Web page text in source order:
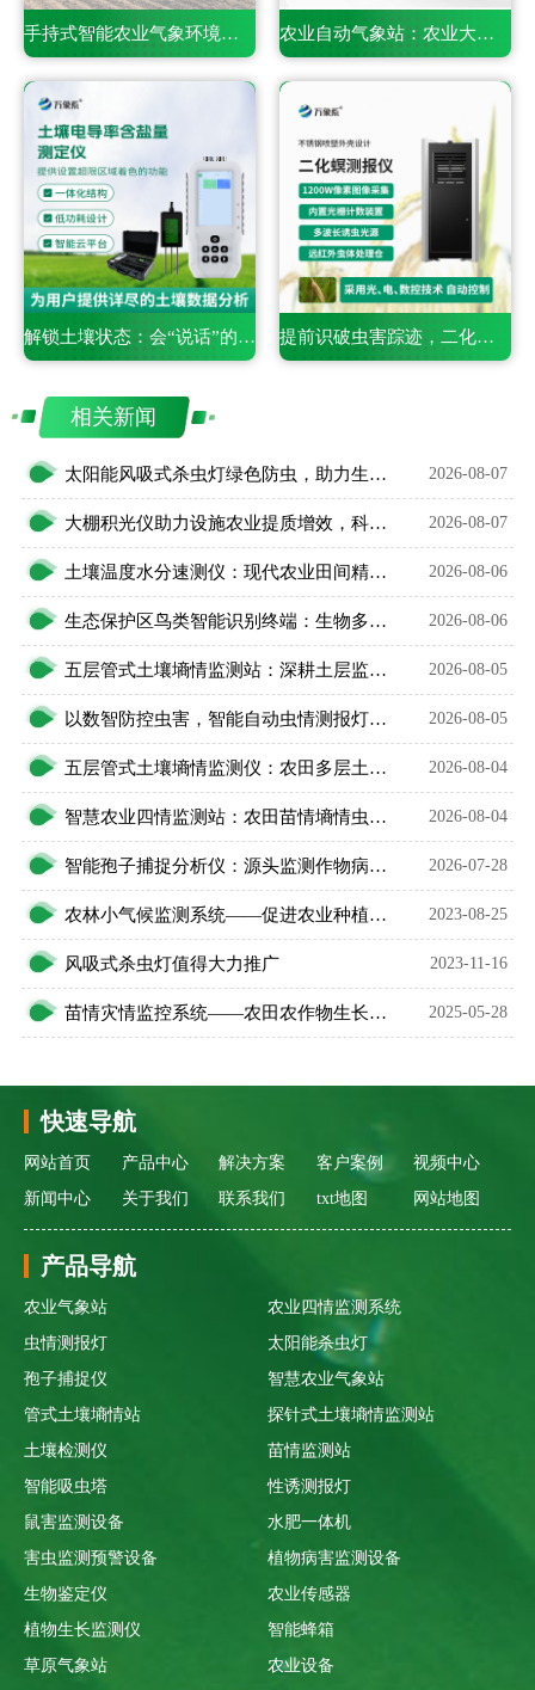
手持式智能农业气象环境检测仪——一款携带方便的仪器 农业自动气象站：农业大田里的气象监测专员
解锁土壤状态：会“说话”的电导率含盐量测定仪 提前识破虫害踪迹，二化螟虫害监测系统的精准捕捉之道
相关新闻
太阳能风吸式杀虫灯绿色防虫，助力生态农业无公害种植 2026-08-07
大棚积光仪助力设施农业提质增效，科学把控作物光照环境 2026-08-07
土壤温度水分速测仪：现代农业田间精细化管护智能利器 2026-08-06
生态保护区鸟类智能识别终端：生物多样性保护智能监测设备 2026-08-06
五层管式土壤墒情监测站：深耕土层监测，看透土壤水情 2026-08-05
以数智防控虫害，智能自动虫情测报灯精准预判农林虫情 2026-08-05
五层管式土壤墒情监测仪：农田多层土壤水分智能监测设备 2026-08-04
智慧农业四情监测站：农田苗情墒情虫情灾情一体化监测设备 2026-08-04
智能孢子捕捉分析仪：源头监测作物病菌，助力农业精准植保 2026-07-28
农林小气候监测系统——促进农业种植升级换代 2023-08-25
风吸式杀虫灯值得大力推广 2023-11-16
苗情灾情监控系统——农田农作物生长发育状况一站掌握 2025-05-28
快速导航
网站首页 产品中心 解决方案 客户案例
视频中心
新闻中心
关于我们 联系我们 txt地图 网站地图
产品导航
农业气象站
农业四情监测系统
虫情测报灯
太阳能杀虫灯
孢子捕捉仪
智慧农业气象站
管式土壤墒情站
探针式土壤墒情监测站
土壤检测仪
苗情监测站
智能吸虫塔
性诱测报灯
鼠害监测设备
水肥一体机
害虫监测预警设备
植物病害监测设备
生物鉴定仪
农业传感器
植物生长监测仪
智能蜂箱
草原气象站
农业设备